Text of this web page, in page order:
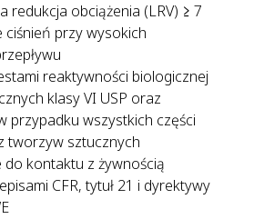
redukcja obciążenia (LRV) ≥ 7
ciśnień przy wysokich
reaktywności biologicznej
klasy VI USP oraz
przypadku wszystkich części
tworzyw sztucznych
kontaktu z żywnością
CFR, tytuł 21 i dyrektywy